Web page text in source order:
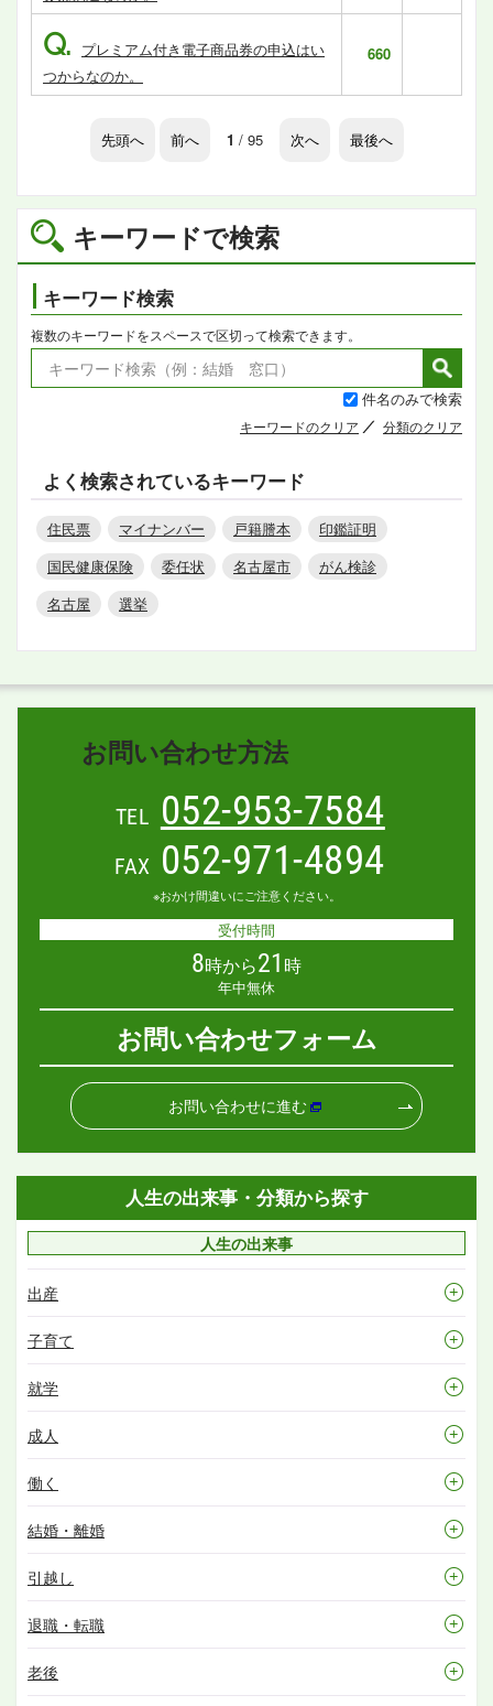
キーワードで検索
キーワード検索
複数のキーワードをスペースで区切って検索できます。
件名のみで検索
キーワードのクリア 分類のクリア
よく検索されているキーワード
住民票 マイナンバー 戸籍謄本
印鑑証明
国民健康保険
委任状 名古屋市
がん検診
名古屋
選挙
Q. プレミアム付き電子商品券の申込はい
つからなのか。
660
先頭へ 前へ 1 / 95 次へ 最後へ
お問い合わせ方法
TEL 052-953-7584
FAX 052-971-4894
※おかけ間違いにご注意ください。
受付時間
8時から21 時
年中無休
お問い合わせフォーム
お問い合わせに進む
人生の出来事・分類から探す
人生の出来事
出産
子育て
就学
成人
働く
結婚・離婚
引越し
退職・転職
老後